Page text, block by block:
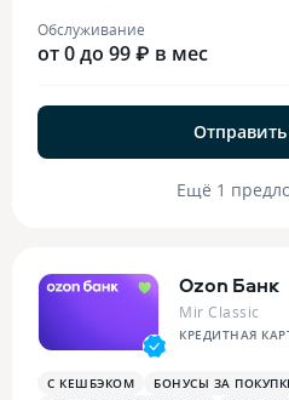
Обслуживание
от 0 до 99 ₽ в мес
Отправить
Ещё 1
Ozon Банк
Mir Classic
С КЕШБЭКОМ БОНУСЫ ЗА